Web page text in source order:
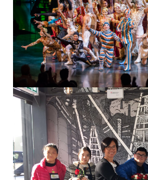
李嘉誠基金會資助 1000家庭欣
享快樂周日